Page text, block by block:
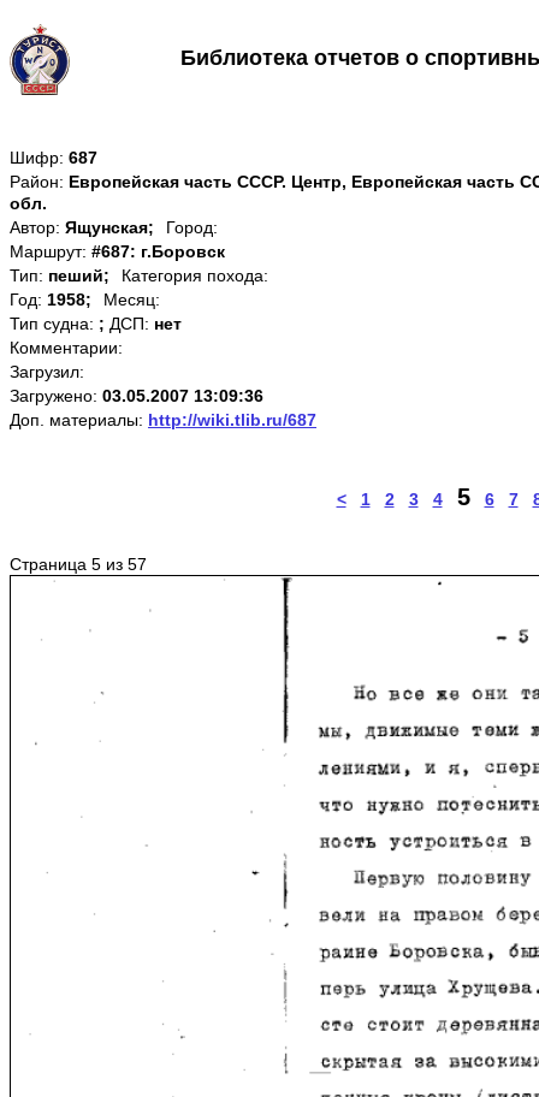
Библиотека отчетов о
Шифр: 687
Район: Европейская часть СССР. Центр, Европейская часть
обл.
Автор: Ящунская;
Город:
Маршрут: #687: г.Боровск
Тип: пеший;
Категория похода:
Год: 1958;
Месяц:
Тип судна: ; ДСП: нет
Комментарии:
Загрузил:
Загружено: 03.05.2007 13:09:36
Доп. материалы: http://wiki.tlib.ru/687
< 1 2 3 4 5 6 7
Страница 5 из 57